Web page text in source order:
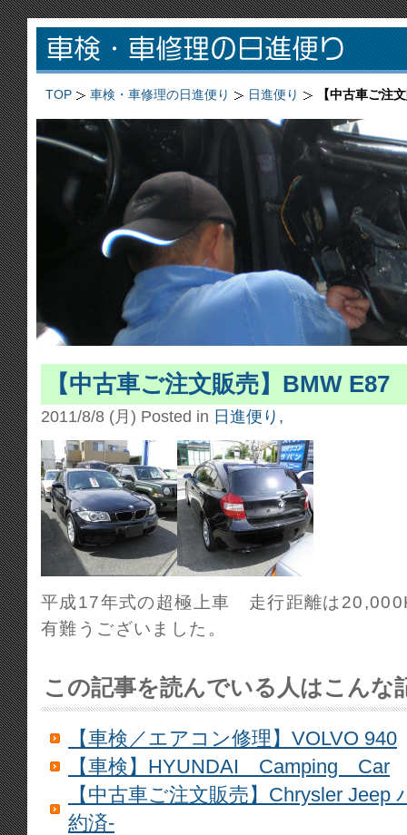
TOP 車検・車修理の日進便り 日進便り 【中古車ご注
【中古車ご注文販売】BMW
2011/8/8 (月) Posted in 日進便り,
平成17年式の超極上車 走行距離は
有難うございました。
この記事を読んでいる人はこんな
【車検／エアコン修理】VOLVO 940
【車検】HYUNDAI Camping Car
【中古車ご注文販売】Chrysler
約済-